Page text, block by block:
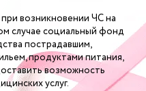
возникновении ЧС на
случае социальный фонд
пострадавшим,
продуктами питания,
возможность
услуг.